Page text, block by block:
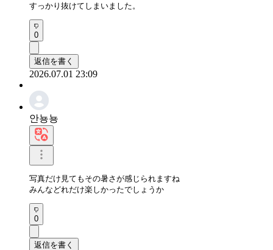
すっかり抜けてしまいました。
0
返信を書く
2026.07.01 23:09
안뇽뇽
写真だけ見てもその暑さが感じられますね
みんなどれだけ楽しかったでしょうか
0
返信を書く